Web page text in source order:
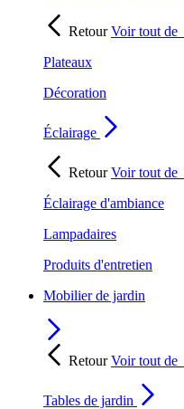
RetourVoir tout de
Plateaux
Décoration
Éclairage
RetourVoir tout de
Éclairage d'ambiance
Lampadaires
Produits d'entretien
Mobilier de jardin
RetourVoir tout de
Tables de jardin